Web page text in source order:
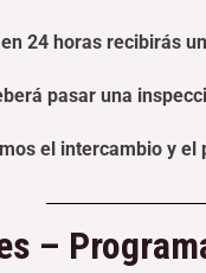
24 horas recibirás
pasar una
el intercambio y el
–